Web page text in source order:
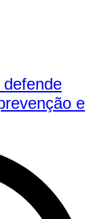
e